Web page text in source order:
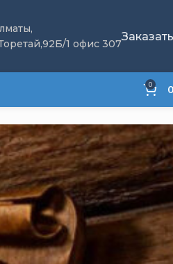
1 офис 307
0